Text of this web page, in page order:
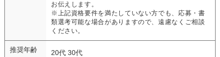
お伝えします。
※上記資格要件を満たしていない方でも、応募・書
類選考可能な場合がありますので、遠慮なくご相談
ください。
推奨年齢 20代 30代